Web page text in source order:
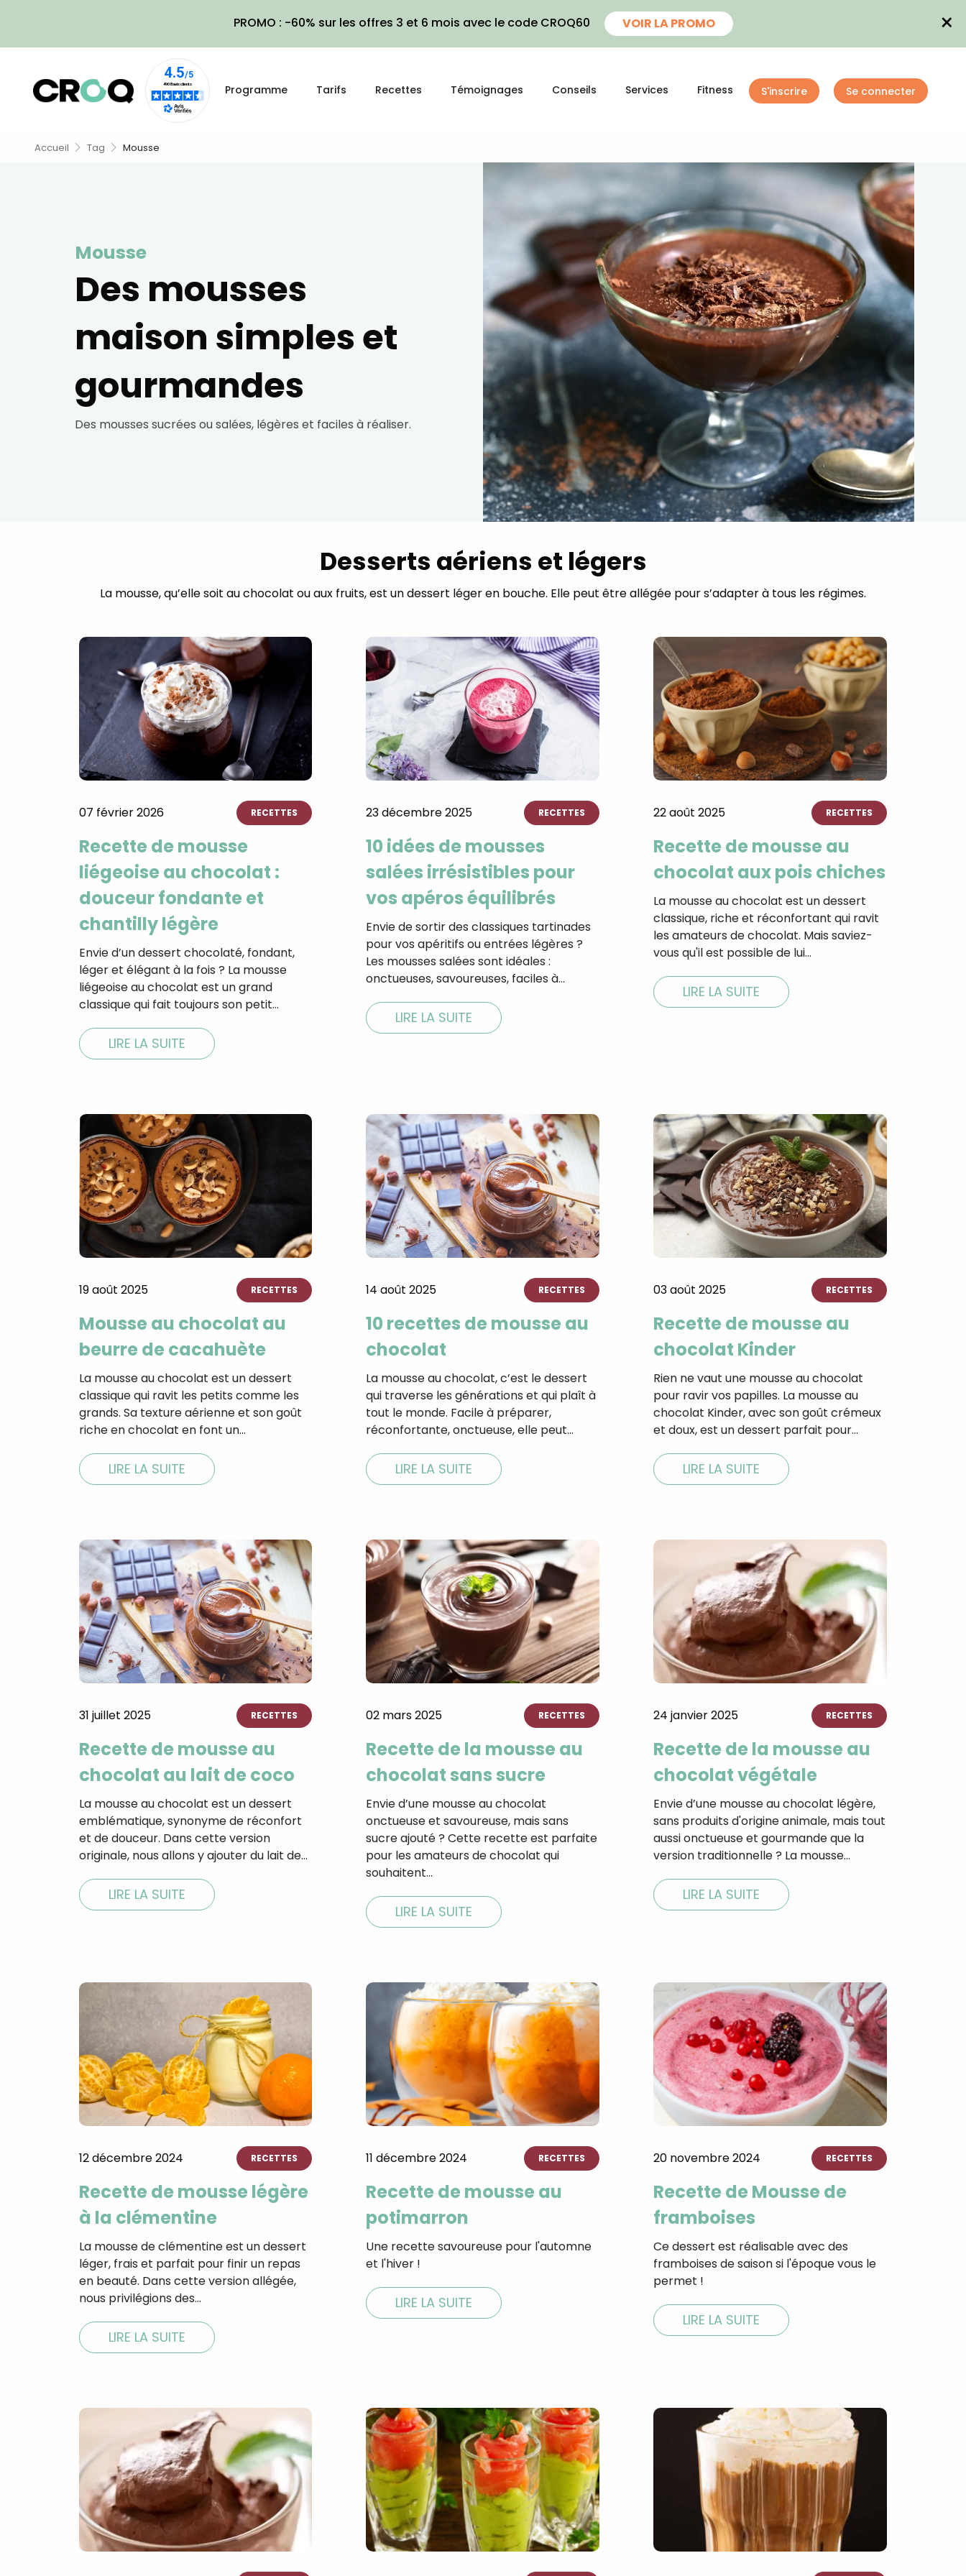
PROMO : -60% sur les offres 3 et 6 mois avec le code CROQ60 VOIR LA PROMO ×
Programme Tarifs Recettes Témoignages Conseils Services Fitness S'inscrire Se connecter
Accueil Tag Mousse
Mousse
Des mousses
maison simples et
gourmandes
Des mousses sucrées ou salées, légères et faciles à réaliser.
Desserts aériens et légers
La mousse, qu’elle soit au chocolat ou aux fruits, est un dessert léger en bouche. Elle peut être allégée pour s’adapter à tous les régimes.
07 février 2026 RECETTES
Recette de mousse
liégeoise au chocolat :
douceur fondante et
chantilly légère
Envie d’un dessert chocolaté, fondant,
léger et élégant à la fois ? La mousse
liégeoise au chocolat est un grand
classique qui fait toujours son petit…
LIRE LA SUITE
23 décembre 2025 RECETTES
10 idées de mousses
salées irrésistibles pour
vos apéros équilibrés
Envie de sortir des classiques tartinades
pour vos apéritifs ou entrées légères ?
Les mousses salées sont idéales :
onctueuses, savoureuses, faciles à…
LIRE LA SUITE
22 août 2025 RECETTES
Recette de mousse au
chocolat aux pois chiches
La mousse au chocolat est un dessert
classique, riche et réconfortant qui ravit
les amateurs de chocolat. Mais saviez-
vous qu'il est possible de lui…
LIRE LA SUITE
19 août 2025 RECETTES
Mousse au chocolat au
beurre de cacahuète
La mousse au chocolat est un dessert
classique qui ravit les petits comme les
grands. Sa texture aérienne et son goût
riche en chocolat en font un…
LIRE LA SUITE
14 août 2025 RECETTES
10 recettes de mousse au
chocolat
La mousse au chocolat, c’est le dessert
qui traverse les générations et qui plaît à
tout le monde. Facile à préparer,
réconfortante, onctueuse, elle peut…
LIRE LA SUITE
03 août 2025 RECETTES
Recette de mousse au
chocolat Kinder
Rien ne vaut une mousse au chocolat
pour ravir vos papilles. La mousse au
chocolat Kinder, avec son goût crémeux
et doux, est un dessert parfait pour…
LIRE LA SUITE
31 juillet 2025 RECETTES
Recette de mousse au
chocolat au lait de coco
La mousse au chocolat est un dessert
emblématique, synonyme de réconfort
et de douceur. Dans cette version
originale, nous allons y ajouter du lait de…
LIRE LA SUITE
02 mars 2025 RECETTES
Recette de la mousse au
chocolat sans sucre
Envie d’une mousse au chocolat
onctueuse et savoureuse, mais sans
sucre ajouté ? Cette recette est parfaite
pour les amateurs de chocolat qui
souhaitent…
LIRE LA SUITE
24 janvier 2025 RECETTES
Recette de la mousse au
chocolat végétale
Envie d’une mousse au chocolat légère,
sans produits d'origine animale, mais tout
aussi onctueuse et gourmande que la
version traditionnelle ? La mousse…
LIRE LA SUITE
12 décembre 2024 RECETTES
Recette de mousse légère
à la clémentine
La mousse de clémentine est un dessert
léger, frais et parfait pour finir un repas
en beauté. Dans cette version allégée,
nous privilégions des…
LIRE LA SUITE
11 décembre 2024 RECETTES
Recette de mousse au
potimarron⁣
Une recette savoureuse pour l'automne
et l'hiver ! ⁣
LIRE LA SUITE
20 novembre 2024 RECETTES
Recette de Mousse de
framboises ⁣⁣
Ce dessert est réalisable avec des
framboises de saison si l'époque vous le
permet !⁣ ⁣
LIRE LA SUITE
×
Recevez gratuitement 180
recettes inédites de CROQ
!
Ainsi que la newsletter promotionnelle de
Prisma Players analyse le taux d'ouverture
des courriels pour mesurer et optimiser les
performances des campagnes. Nous
pourrons savoir si vous ouvrez les courriels,
l'heure à laquelle vous le faites ainsi que
utilisez. Pour en savoir plus sur ces traceurs,
voir notre
Votre adresse email sera utilisée par Digital Prisma Players pour vous
envoyer votre newsletter contenant des offres commerciales
personnalisées. Vous pourrez vous désinscrire en utilisant le lien de
désabonnement intégré dans la newsletter. Pour en savoir plus et
exercer vos droits, prenez connaissance de notre
Confidentialité.